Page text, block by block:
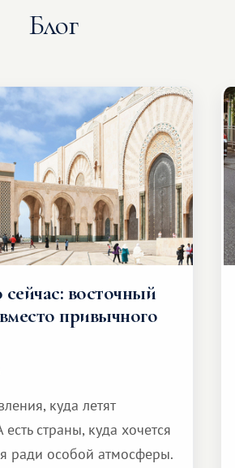
Блог
восточный
привычного
куда летят
страны, куда хочется
ради особой атмосферы.